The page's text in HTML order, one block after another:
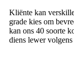
Kliënte kan
grade kies om
kan ons 40 soorte
diens lewer